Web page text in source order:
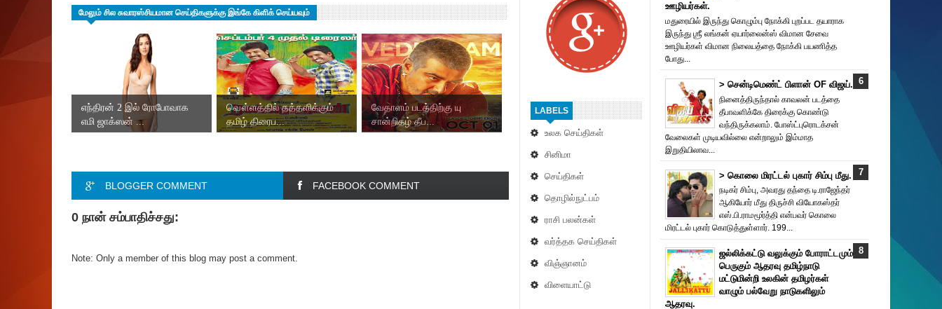
LABELS
உலக செய்திகள்
சினிமா
செய்திகள்
தொழில்நுட்பம்
ராசி பலன்கள்
வர்த்தக செய்திகள்
விஞ்ஞானம்
விளையாட்டு
மேலும் சில சுவாரஸ்சியமான செய்திகளுக்கு இங்கே கிளிக் செய்யவும்
எந்திரன் 2 இல் ரோபோவாக
எமி ஜாக்ஸன் ...
வௌ்ளத்தில் தத்தளிக்கும்
தமிழ் திரைப...
வேதாளம் படத்திற்கு யு
சான்றிதழ் தீப...
BLOGGER COMMENT FACEBOOK COMMENT
0 நான் சம்பாதிச்சது:
Note: Only a member of this blog may post a comment.
ஊழியர்கள்.
மதுரையில் இருந்து கொழும்பு நோக்கி புறப்பட தயாராக
இருந்து ஶ்ரீ லங்கன் ஏயார்லைன்ஸ் விமான சேவை
ஊழியர்கள் விமான நிலையத்தை நோக்கி பயணித்த
போது...
> சென்டிமெண்ட் பிளான் OF விஜய்.
நினைத்திருந்தால் காவலன் படத்தை
தீபாவளிக்கே திரைக்கு கொண்டு
வந்திருக்கலாம். போஸ்ட்புரொட‌க்சன்
வேலைகள் முடியவில்லை என்றாலும் இம்மாத
இறுதியிலாவ...
> கொலை மிரட்டல் புகார் சிம்பு மீது.
நடிகர் சிம்பு, அவரது தந்தை டி.ராஜேந்தர்
ஆகியோர் மீது திருச்சி வியோகஸ்தர்
எஸ்.பி.ராமமூர்த்தி என்பவர் கொலை
மிரட்டல் புகார் கொடுத்துள்ளார். 199...
ஜல்லிக்கட்டு வலுக்கும் போராட்டமும்
பெருகும் ஆதரவு தமிழ்நாடு
மட்டுமின்றி உலகின் தமிழர்கள்
வாழும் பல்வேறு நாடுகளிலும்
ஆதரவு.